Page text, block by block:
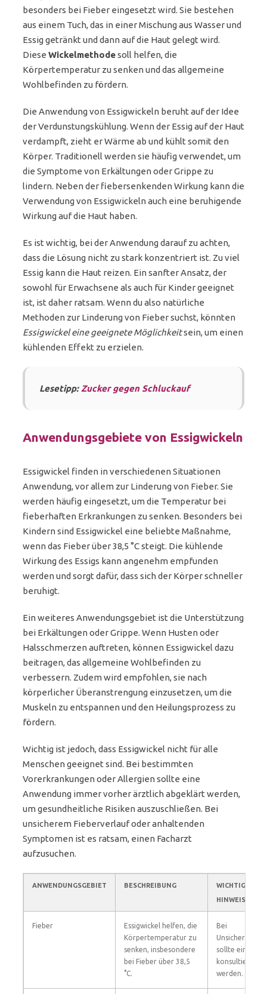
besonders bei Fieber eingesetzt wird. Sie bestehen
aus einem Tuch, das in einer Mischung aus Wasser und
Essig getränkt und dann auf die Haut gelegt wird.
Diese Wickelmethodesoll helfen, die
Körpertemperatur zu senken und das allgemeine
Wohlbefinden zu fördern.
Die Anwendung von Essigwickeln beruht auf der Idee
der Verdunstungskühlung. Wenn der Essig auf der Haut
verdampft, zieht er Wärme ab und kühlt somit den
Körper. Traditionell werden sie häufig verwendet, um
die Symptome von Erkältungen oder Grippe zu
lindern. Neben der fiebersenkenden Wirkung kann die
Verwendung von Essigwickeln auch eine beruhigende
Wirkung auf die Haut haben.
Es ist wichtig, bei der Anwendung darauf zu achten,
dass die Lösung nicht zu stark konzentriert ist. Zu viel
Essig kann die Haut reizen. Ein sanfter Ansatz, der
sowohl für Erwachsene als auch für Kinder geeignet
ist, ist daher ratsam. Wenn du also natürliche
Methoden zur Linderung von Fieber suchst, könnten
Essigwickel eine geeignete Möglichkeitsein, um einen
kühlenden Effekt zu erzielen.
Lesetipp: Zucker gegen Schluckauf
Anwendungsgebiete von Essigwickeln
Essigwickel finden in verschiedenen Situationen
Anwendung, vor allem zur Linderung von Fieber. Sie
werden häufig eingesetzt, um die Temperatur bei
fieberhaften Erkrankungen zu senken. Besonders bei
Kindern sind Essigwickel eine beliebte Maßnahme,
wenn das Fieber über 38,5 °C steigt. Die kühlende
Wirkung des Essigs kann angenehm empfunden
werden und sorgt dafür, dass sich der Körper schneller
beruhigt.
Ein weiteres Anwendungsgebiet ist die Unterstützung
bei Erkältungen oder Grippe. Wenn Husten oder
Halsschmerzen auftreten, können Essigwickel dazu
beitragen, das allgemeine Wohlbefinden zu
verbessern. Zudem wird empfohlen, sie nach
körperlicher Überanstrengung einzusetzen, um die
Muskeln zu entspannen und den Heilungsprozess zu
fördern.
Wichtig ist jedoch, dass Essigwickel nicht für alle
Menschen geeignet sind. Bei bestimmten
Vorerkrankungen oder Allergien sollte eine
Anwendung immer vorher ärztlich abgeklärt werden,
um gesundheitliche Risiken auszuschließen. Bei
unsicherem Fieberverlauf oder anhaltenden
Symptomen ist es ratsam, einen Facharzt
aufzusuchen.
ANWENDUNGSGEBIET BESCHREIBUNG
WICHTIGE
HINWEISE
Fieber
Essigwickel helfen, die
Körpertemperatur zu
senken, insbesondere
bei Fieber über 38,5
°C.
Bei
Unsicherheiten
sollte ein Arzt
konsultiert
werden.